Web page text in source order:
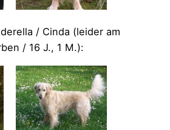
/ Cinda (leider am
/ 16 J., 1 M.):